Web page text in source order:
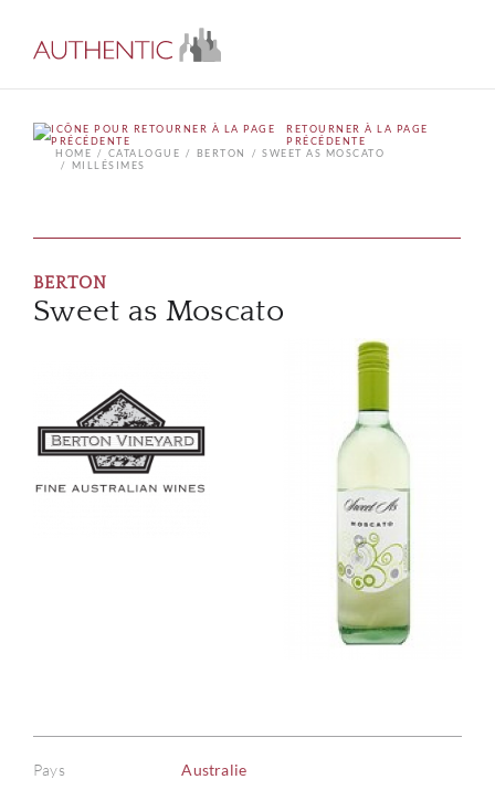
RETOURNER À LA PAGE
PRÉCÉDENTE
HOME
CATALOGUE BERTON
SWEET AS MOSCATO
MILLÉSIMES
BERTON
Sweet as Moscato
Pays Australie